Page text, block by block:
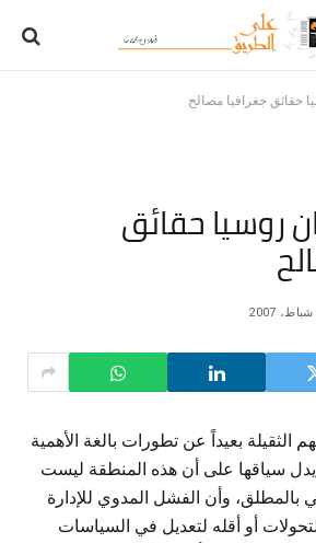
حقائق جغرافيا مصالح
روسيا حقائق
الثقيلة بعيداً عن تطورات بالغة الأهمية
سياقها على أن هذه المنطقة ليست
بالمطلق، وأن الفشل المدوي للإدارة
لتحولات أو أقله لتعديل في السياسات